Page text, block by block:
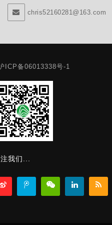
chris52160281@163.com
ICP备06013338号-1
我们...